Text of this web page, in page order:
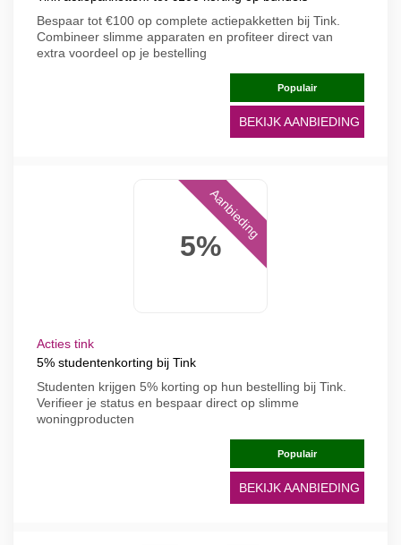
Bespaar tot €100 op complete actiepakketten bij Tink.
Combineer slimme apparaten en profiteer direct van
extra voordeel op je bestelling
Populair
BEKIJK AANBIEDING
5%
Aanbieding
Acties tink
5% studentenkorting bij Tink
Studenten krijgen 5% korting op hun bestelling bij Tink.
Verifieer je status en bespaar direct op slimme
woningproducten
Populair
BEKIJK AANBIEDING